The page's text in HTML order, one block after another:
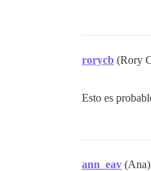
rorycb (Rory
Esto es
ann_eav (Ana)